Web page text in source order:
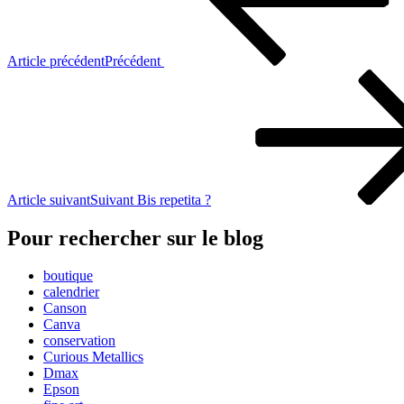
Article précédentPrécédent
Article suivantSuivant Bis repetita ?
Pour rechercher sur le blog
boutique
calendrier
Canson
Canva
conservation
Curious Metallics
Dmax
Epson